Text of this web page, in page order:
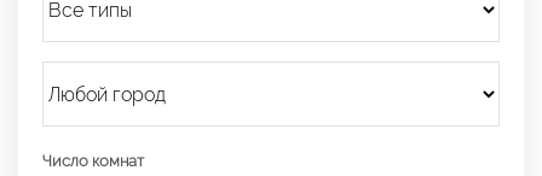
Число комнат